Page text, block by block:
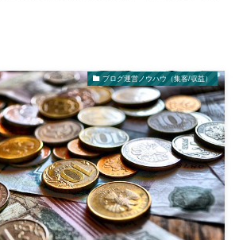
ブログ運営ノウハウ（集客/収益）